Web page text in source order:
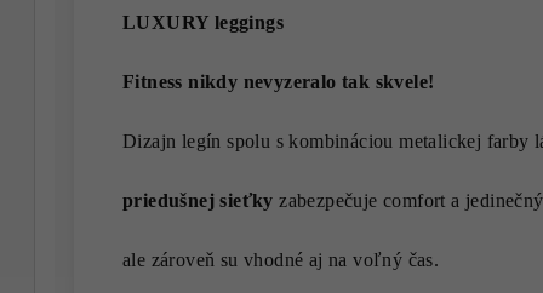
LUXURY leggings
Fitness nikdy nevyzeralo tak skvele!
Dizajn legín spolu s kombináciou metalickej farby
priedušnej sieťky zabezpečuje comfort a
ale zároveň su vhodné aj na voľný čas.